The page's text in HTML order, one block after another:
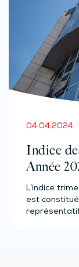
04.04.2024
Indice
Année
L’indice
est